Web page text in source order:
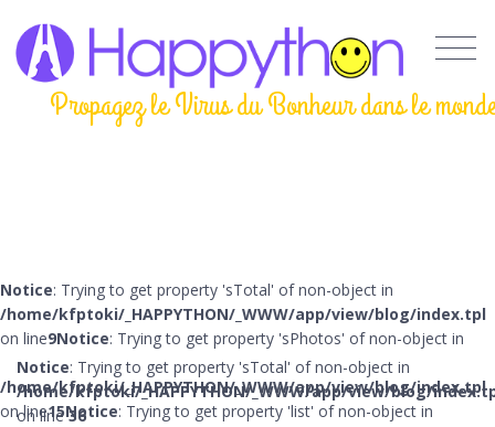
Propagez le Virus du Bonheur dans le
Notice: Trying to get property 'sTotal' of non-object in
/home/kfptoki/_HAPPYTHON/_WWW/app/view/blog/index.tpl
on line9Notice: Trying to get property 'sPhotos' of non-object in
/home/kfptoki/_HAPPYTHON/_WWW/app/view/blog/index.tpl
on line15Notice: Trying to get property 'list' of non-object in
Notice: Trying to get property 'sTotal' of non-object in
/home/kfptoki/_HAPPYTHON/_WWW/app/view/blog/
on line36